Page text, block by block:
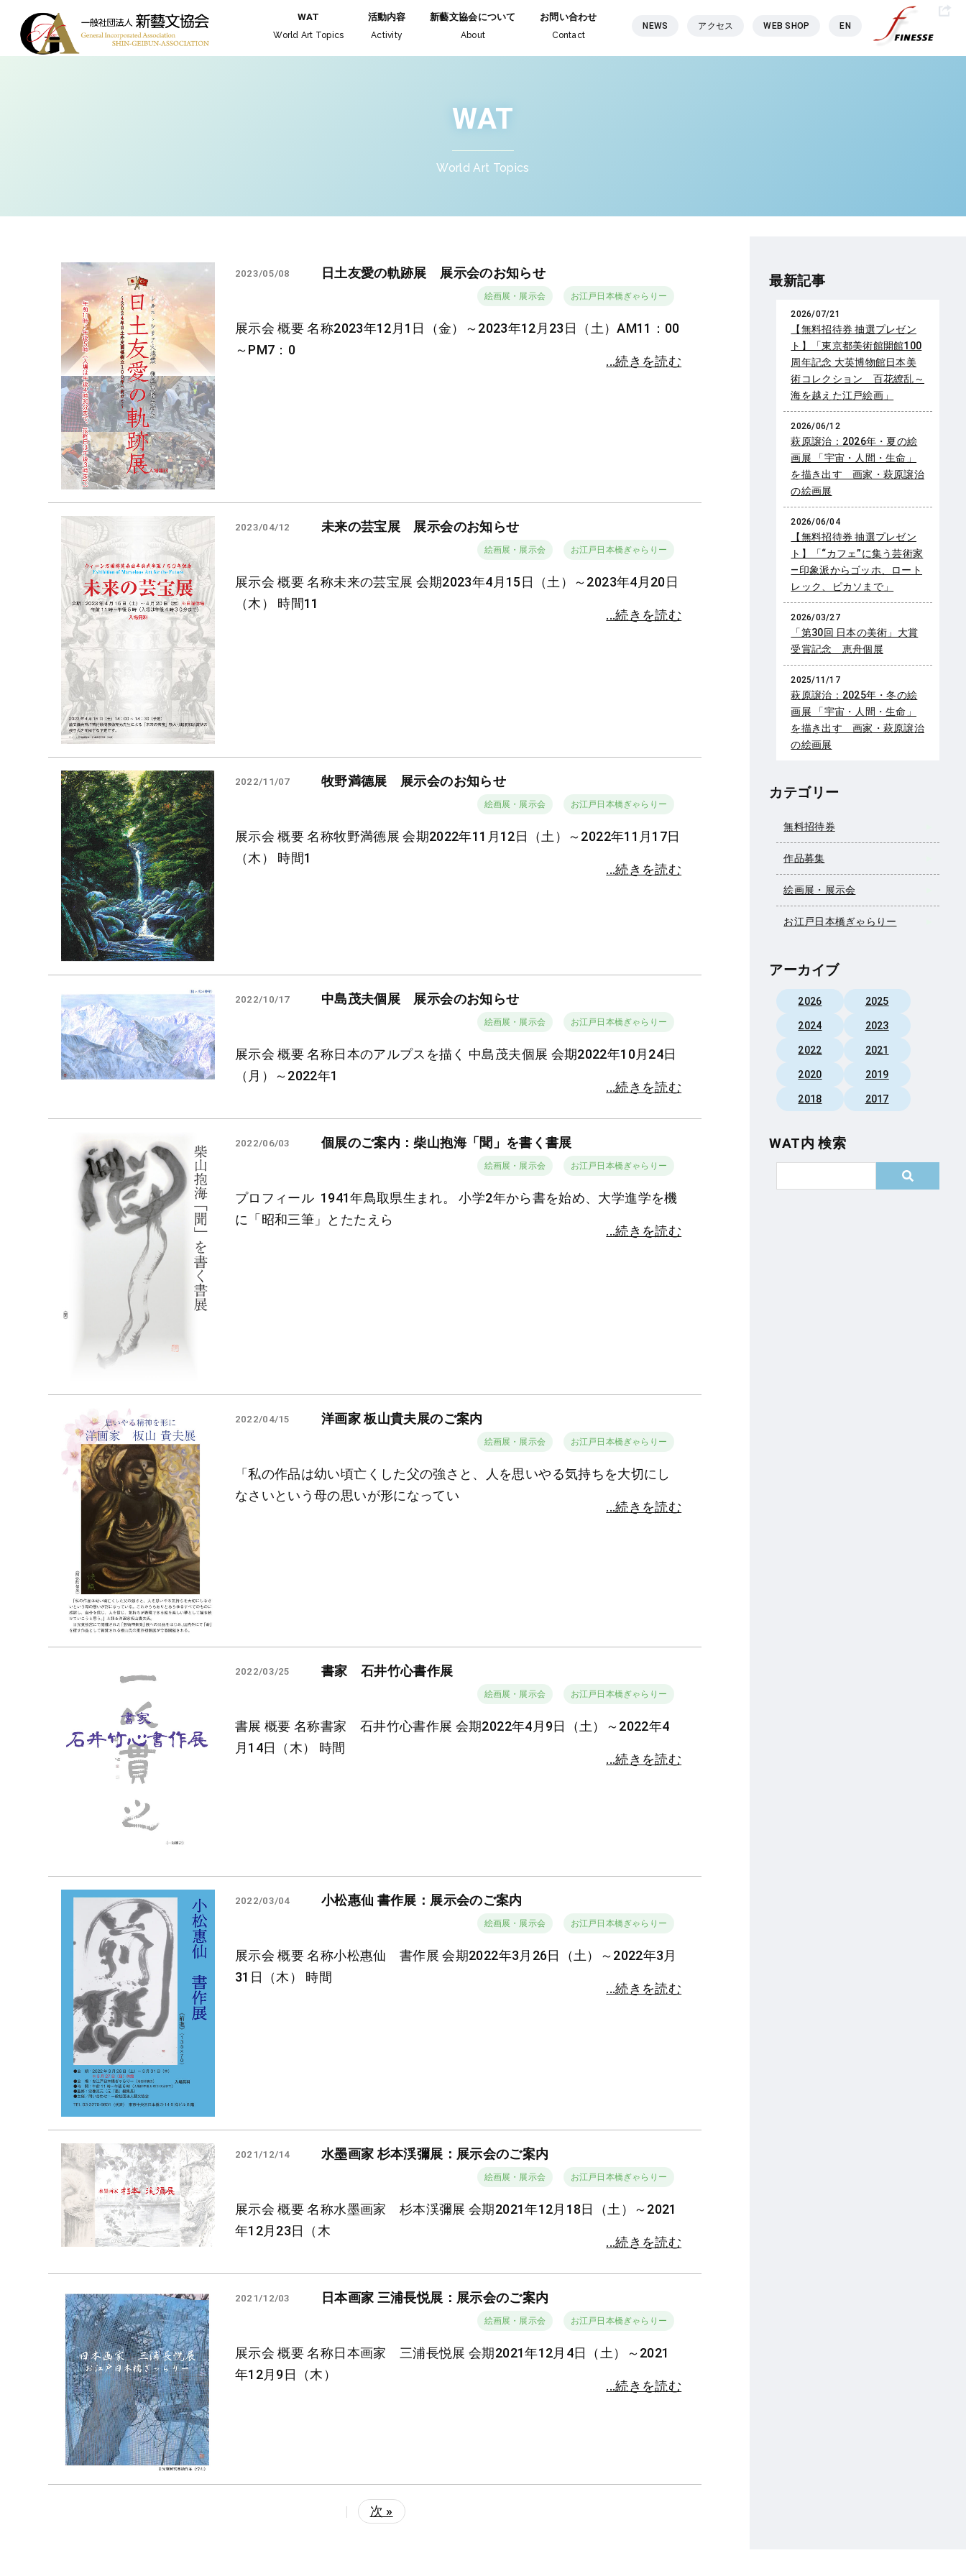
WAT
World Art Topics
活動内容
Activity
新藝文協会について
About
お問い合わせ
Contact
NEWS アクセス WEB SHOP EN
WAT
World Art Topics
2023/05/08 日土友愛の軌跡展 展示会のお知らせ
絵画展・展示会 お江戸日本橋ぎゃらりー
展示会 概要 名称2023年12月1日（金）～2023年12月23日（土）AM11：00
～PM7：0
...続きを読む
2023/04/12 未来の芸宝展 展示会のお知らせ
絵画展・展示会 お江戸日本橋ぎゃらりー
展示会 概要 名称未来の芸宝展 会期2023年4月15日（土）～2023年4月20日
（木） 時間11
...続きを読む
2022/11/07 牧野満德展 展示会のお知らせ
絵画展・展示会 お江戸日本橋ぎゃらりー
展示会 概要 名称牧野満德展 会期2022年11月12日（土）～2022年11月17日
（木） 時間1
...続きを読む
2022/10/17 中島茂夫個展 展示会のお知らせ
絵画展・展示会 お江戸日本橋ぎゃらりー
展示会 概要 名称日本のアルプスを描く 中島茂夫個展 会期2022年10月24日
（月）～2022年1
...続きを読む
2022/06/03 個展のご案内：柴山抱海「聞」を書く書展
絵画展・展示会 お江戸日本橋ぎゃらりー
プロフィール 1941年鳥取県生まれ。 小学2年から書を始め、大学進学を機
に「昭和三筆」とたたえら
...続きを読む
2022/04/15 洋画家 板山貴夫展のご案内
絵画展・展示会 お江戸日本橋ぎゃらりー
「私の作品は幼い頃亡くした父の強さと、人を思いやる気持ちを大切にし
なさいという母の思いが形になってい
...続きを読む
2022/03/25 書家 石井竹心書作展
絵画展・展示会 お江戸日本橋ぎゃらりー
書展 概要 名称書家 石井竹心書作展 会期2022年4月9日（土）～2022年4
月14日（木） 時間
...続きを読む
2022/03/04 小松惠仙 書作展：展示会のご案内
絵画展・展示会 お江戸日本橋ぎゃらりー
展示会 概要 名称小松惠仙 書作展 会期2022年3月26日（土）～2022年3月
31日（木） 時間
...続きを読む
2021/12/14 水墨画家 杉本渓彌展：展示会のご案内
絵画展・展示会 お江戸日本橋ぎゃらりー
展示会 概要 名称水墨画家 杉本渓彌展 会期2021年12月18日（土）～2021
年12月23日（木
...続きを読む
2021/12/03 日本画家 三浦長悦展：展示会のご案内
絵画展・展示会 お江戸日本橋ぎゃらりー
展示会 概要 名称日本画家 三浦長悦展 会期2021年12月4日（土）～2021
年12月9日（木）
...続きを読む
| 次 »
最新記事
2026/07/21
【無料招待券 抽選プレゼン
ト】「東京都美術館開館100
周年記念 大英博物館日本美
術コレクション 百花繚乱～
海を越えた江戸絵画」
2026/06/12
萩原譲治：2026年・夏の絵
画展 「宇宙・人間・生命」
を描き出す 画家・萩原譲治
の絵画展
2026/06/04
【無料招待券 抽選プレゼン
ト】「“カフェ”に集う芸術家
―印象派からゴッホ、ロート
レック、ピカソまで」
2026/03/27
「第30回 日本の美術」大賞
受賞記念 恵舟個展
2025/11/17
萩原譲治：2025年・冬の絵
画展 「宇宙・人間・生命」
を描き出す 画家・萩原譲治
の絵画展
カテゴリー
無料招待券
作品募集
絵画展・展示会
お江戸日本橋ぎゃらりー
アーカイブ
2026 2025
2024 2023
2022 2021
2020 2019
2018 2017
WAT内 検索